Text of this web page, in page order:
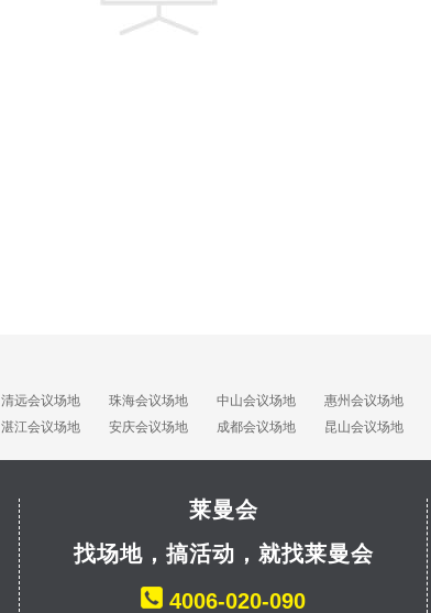
清远会议场地 珠海会议场地 中山会议场地 惠州会议场地
湛江会议场地 安庆会议场地 成都会议场地 昆山会议场地
莱曼会
找场地，搞活动，就找莱曼会
4006-020-090